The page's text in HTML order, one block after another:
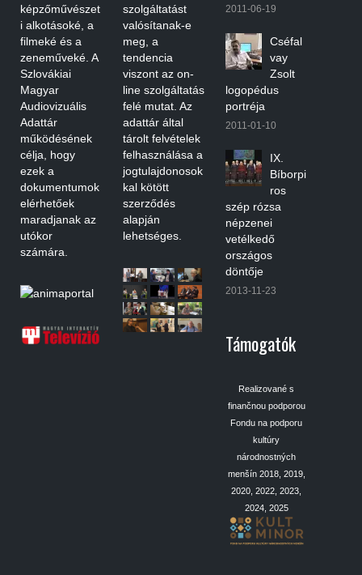
képzőművészet
i alkotásoké, a
filmeké és a
zeneműveké. A
Szlovákiai
Magyar
Audiovizuális
Adattár
működésének
célja, hogy
ezek a
dokumentumok
elérhetőek
maradjanak az
utókor
számára.
szolgáltatást
valósítanak-e
meg, a
tendencia
viszont az on-
line szolgáltatás
felé mutat. Az
adattár által
tárolt felvételek
felhasználása a
jogtulajdonosok
kal kötött
szerződés
alapján
lehetséges.
2011-06-19
Cséfal
vay
Zsolt
logopédus
portréja
2011-01-10
IX.
Bíborpi
ros
szép rózsa
népzenei
vetélkedő
országos
döntője
2013-11-23
Támogatók
Realizované s
finančnou podporou
Fondu na podporu
kultúry
národnostných
menšín 2018, 2019,
2020, 2022, 2023,
2024, 2025